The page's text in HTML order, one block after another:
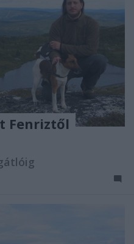
Fenriztől